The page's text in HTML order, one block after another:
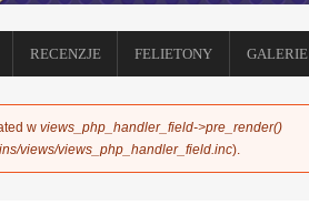
RECENZJE FELIETONY GALERIE
w views_php_handler_field->pre_render()
views/views_php_handler_field.inc).